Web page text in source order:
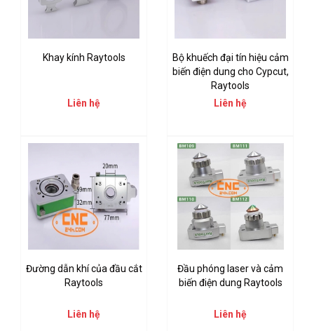
Khay kính Raytools
Liên hệ
Bộ khuếch đại tín hiệu cảm
biến điện dung cho Cypcut,
Raytools
Liên hệ
Đường dẫn khí của đầu cắt
Raytools
Liên hệ
Đầu phóng laser và cảm
biến điện dung Raytools
Liên hệ